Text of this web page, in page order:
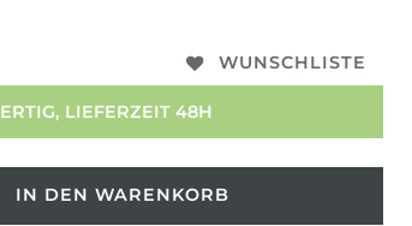
WUNSCHLISTE
LIEFERZEIT 48H
IN DEN WARENKORB